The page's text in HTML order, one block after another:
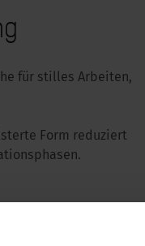
für stilles Arbeiten,
Form reduziert